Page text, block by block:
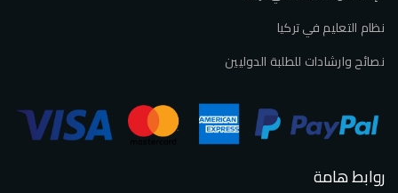
نظام التعليم في تركيا
نصائح وارشادات للطلبة الدوليين
روابط هامة